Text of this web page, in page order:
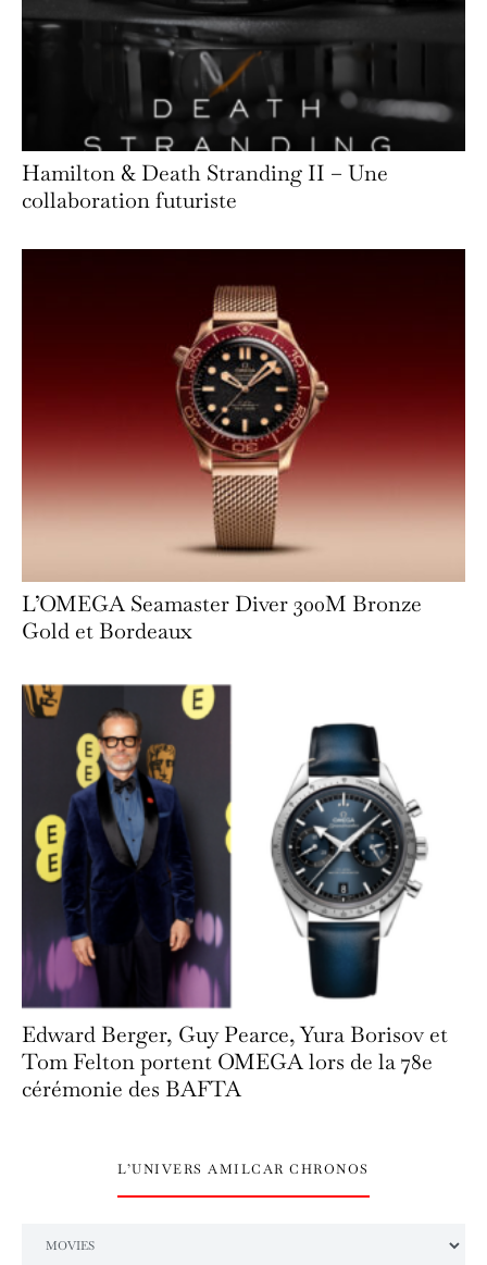
Hamilton & Death Stranding II – Une
collaboration futuriste
L’OMEGA Seamaster Diver 300M Bronze
Gold et Bordeaux
Edward Berger, Guy Pearce, Yura Borisov et
Tom Felton portent OMEGA lors de la 78e
cérémonie des BAFTA
L’UNIVERS AMILCAR CHRONOS